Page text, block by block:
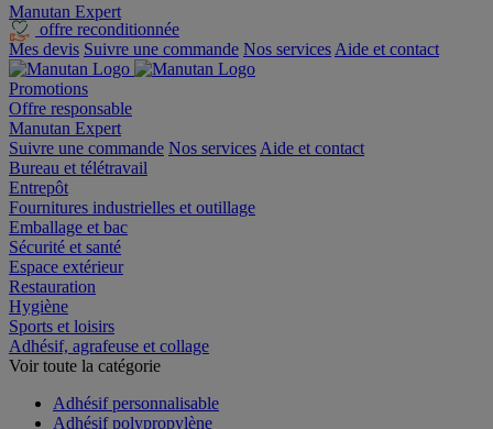
Manutan Expert
offre reconditionnée
Mes devis Suivre une commande Nos services Aide et contact
Promotions
Offre responsable
Manutan Expert
Suivre une commande Nos services Aide et contact
Bureau et télétravail
Entrepôt
Fournitures industrielles et outillage
Emballage et bac
Sécurité et santé
Espace extérieur
Restauration
Hygiène
Sports et loisirs
Adhésif, agrafeuse et collage
Voir toute la catégorie
Adhésif personnalisable
Adhésif polypropylène